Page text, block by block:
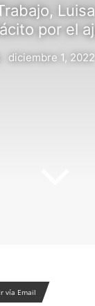
por el
diciembre 1, 2022
vía Email